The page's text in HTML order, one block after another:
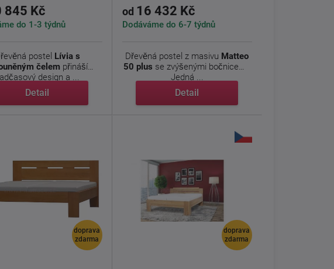
845 Kč
do 1-3 týdnů
postel Lívia s
čelem přináší
design a ...
Detail
od 16 432 Kč
Dodáváme do 6-7 týdnů
Dřevěná postel z masivu Matteo
50 plus se zvýšenými bočnicemi.
Jedná ...
Detail
doprava
zdarma
doprava
zdarma